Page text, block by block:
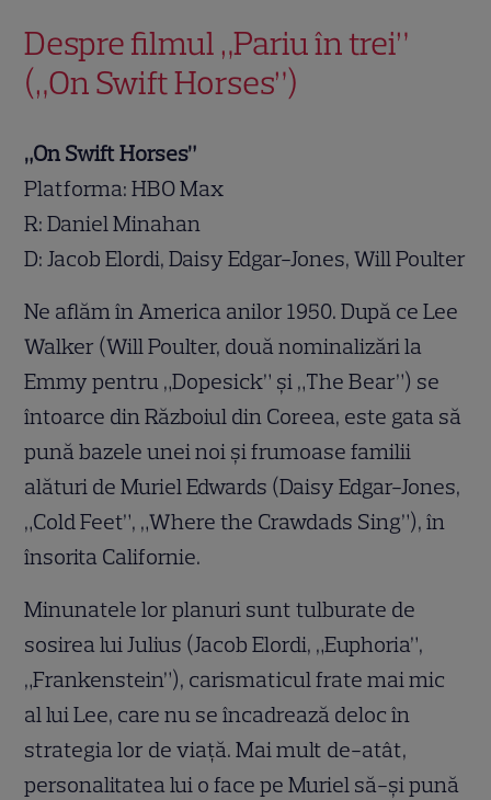
Despre filmul „Pariu în trei”
(„On Swift Horses”)
„On Swift Horses”
Platforma: HBO Max
R: Daniel Minahan
D: Jacob Elordi, Daisy Edgar-Jones, Will Poulter
Ne aflăm în America anilor 1950. După ce Lee
Walker (Will Poulter, două nominalizări la
Emmy pentru „Dopesick” și „The Bear”) se
întoarce din Războiul din Coreea, este gata să
pună bazele unei noi și frumoase familii
alături de Muriel Edwards (Daisy Edgar-Jones,
„Cold Feet”, „Where the Crawdads Sing”), în
însorita Californie.
Minunatele lor planuri sunt tulburate de
sosirea lui Julius (Jacob Elordi, „Euphoria”,
„Frankenstein”), carismaticul frate mai mic
al lui Lee, care nu se încadrează deloc în
strategia lor de viață. Mai mult de-atât,
personalitatea lui o face pe Muriel să-și pună